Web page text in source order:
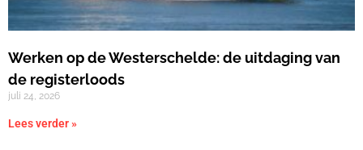
Werken op de Westerschelde: de uitdaging van
de registerloods
juli 24, 2026
Lees verder »